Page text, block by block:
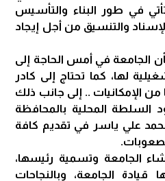
تأتي في طور البناء والتأسيس
والتنسيق من أجل إيجاد
الجامعة في أمس الحاجة إلى
لها، كما تحتاج إلى كادر
من الإمكانيات .. إلى جانب ذلك
السلطة المحلية بالمحافظة
علي ياسر في تقديم كافة
الجامعة وتسمية رئيسها،
قيادة الجامعة، وبالنجاحات